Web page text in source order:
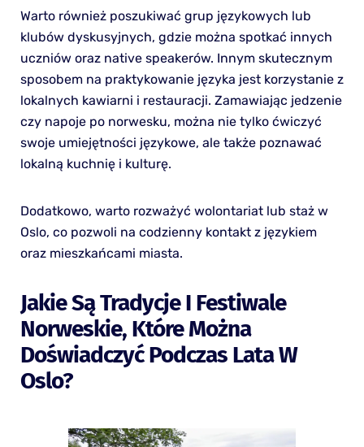
Warto również poszukiwać grup językowych lub
klubów dyskusyjnych, gdzie można spotkać innych
uczniów oraz native speakerów. Innym skutecznym
sposobem na praktykowanie języka jest korzystanie z
lokalnych kawiarni i restauracji. Zamawiając jedzenie
czy napoje po norwesku, można nie tylko ćwiczyć
swoje umiejętności językowe, ale także poznawać
lokalną kuchnię i kulturę.
Dodatkowo, warto rozważyć wolontariat lub staż w
Oslo, co pozwoli na codzienny kontakt z językiem
oraz mieszkańcami miasta.
Jakie Są Tradycje I Festiwale
Norweskie, Które Można
Doświadczyć Podczas Lata W
Oslo?